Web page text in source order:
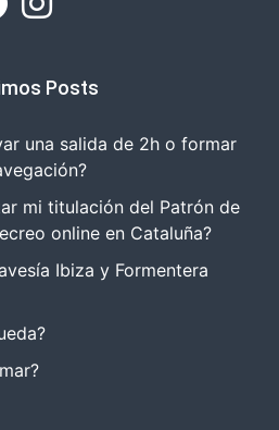
Posts
una salida de 2h o formar
mi titulación del Patrón de
online en Cataluña?
Ibiza y Formentera